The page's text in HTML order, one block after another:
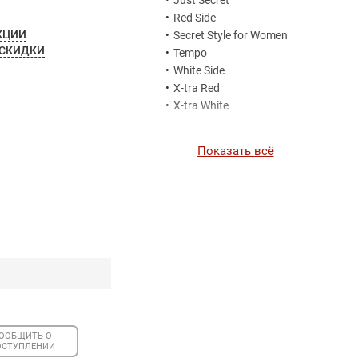
О
• Red Side
• Secret Style for Women
• Tempo
• White Side
• X-tra Red
• X-tra White
Показать всё